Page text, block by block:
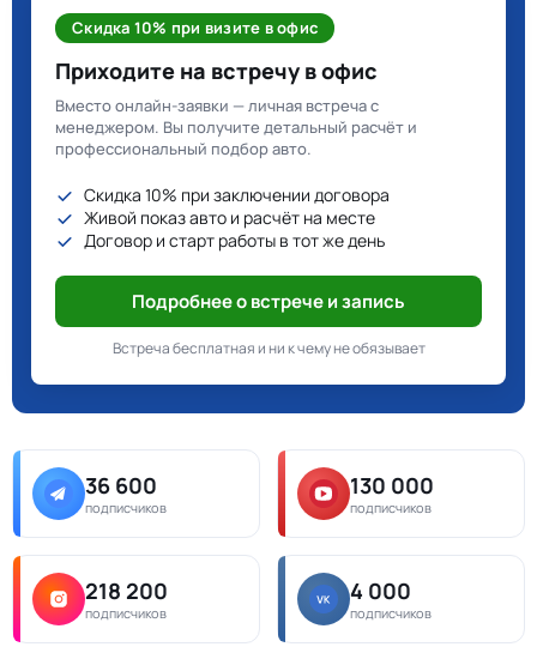
Скидка 10% при визите в офис
Приходите на встречу в офис
Вместо онлайн-заявки — личная встреча с
менеджером. Вы получите детальный расчёт и
профессиональный подбор авто.
Скидка 10% при заключении договора
Живой показ авто и расчёт на месте
Договор и старт работы в тот же день
Подробнее о встрече и запись
Встреча бесплатная и ни к чему не обязывает
36 600
подписчиков
130 000
подписчиков
218 200
подписчиков
4 000
подписчиков